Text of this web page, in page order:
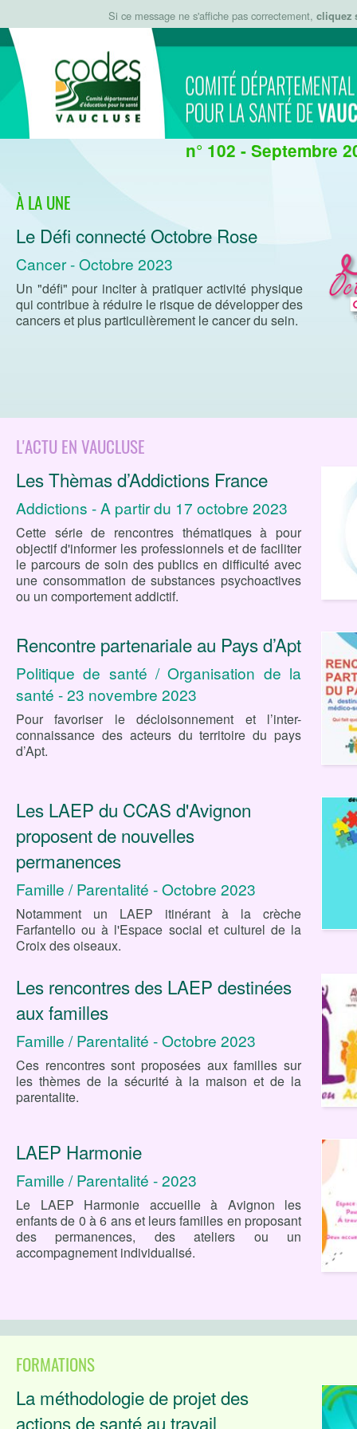
Si ce message ne s'affiche pas correctement, cliquez
n° 102 - Septembre
À LA UNE
Le Défi connecté Octobre Rose
Cancer - Octobre 2023
Un "défi" pour inciter à pratiquer activité physique
qui contribue à réduire le risque de développer des
cancers et plus particulièrement le cancer du sein.
L'ACTU EN VAUCLUSE
Les Thèmas d’Addictions France
Addictions - A partir du 17 octobre 2023
Cette série de rencontres thématiques à pour
objectif d'informer les professionnels et de faciliter
le parcours de soin des publics en difficulté avec
une consommation de substances psychoactives
ou un comportement addictif.
Rencontre partenariale au Pays d’Apt
Politique de santé / Organisation de la
santé - 23 novembre 2023
Pour favoriser le décloisonnement et l’inter-
connaissance des acteurs du territoire du pays
d’Apt.
Les LAEP du CCAS d'Avignon
proposent de nouvelles
permanences
Famille / Parentalité - Octobre 2023
Notamment un LAEP itinérant à la crèche
Farfantello ou à l'Espace social et culturel de la
Croix des oiseaux.
Les rencontres des LAEP destinées
aux familles
Famille / Parentalité - Octobre 2023
Ces rencontres sont proposées aux familles sur
les thèmes de la sécurité à la maison et de la
parentalite.
LAEP Harmonie
Famille / Parentalité - 2023
Le LAEP Harmonie accueille à Avignon les
enfants de 0 à 6 ans et leurs familles en proposant
des permanences, des ateliers ou un
accompagnement individualisé.
FORMATIONS
La méthodologie de projet des
actions de santé au travail